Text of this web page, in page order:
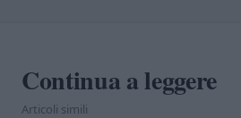
Continua a leggere
Articoli simili